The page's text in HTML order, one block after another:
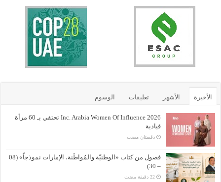
الأخيرة الأشهر تعليقات الوسوم
Inc. Arabia Women Of Influence 2026 تحتفي بـ 60 مرأة
قيادية
‏دقيقتان مضت
فصول من كتاب «الوطنيّة والمُواطَنة، الإمارات نموذجاً» (08
– 30)